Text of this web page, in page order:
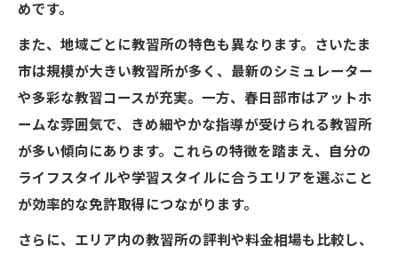
めです。
また、地域ごとに教習所の特色も異なります。さいたま
市は規模が大きい教習所が多く、最新のシミュレーター
や多彩な教習コースが充実。一方、春日部市はアットホ
ームな雰囲気で、きめ細やかな指導が受けられる教習所
が多い傾向にあります。これらの特徴を踏まえ、自分の
ライフスタイルや学習スタイルに合うエリアを選ぶこと
が効率的な免許取得につながります。
さらに、エリア内の教習所の評判や料金相場も比較し、